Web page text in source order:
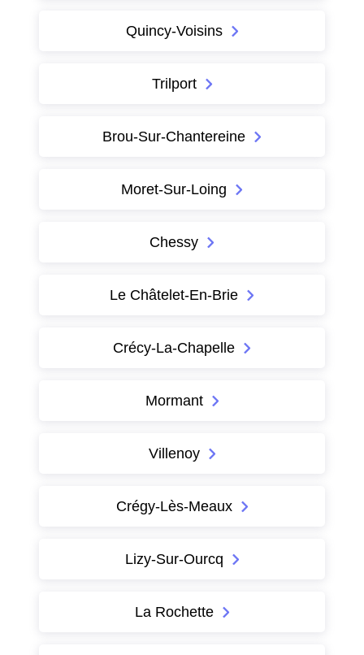
Quincy-Voisins
Trilport
Brou-Sur-Chantereine
Moret-Sur-Loing
Chessy
Le Châtelet-En-Brie
Crécy-La-Chapelle
Mormant
Villenoy
Crégy-Lès-Meaux
Lizy-Sur-Ourcq
La Rochette